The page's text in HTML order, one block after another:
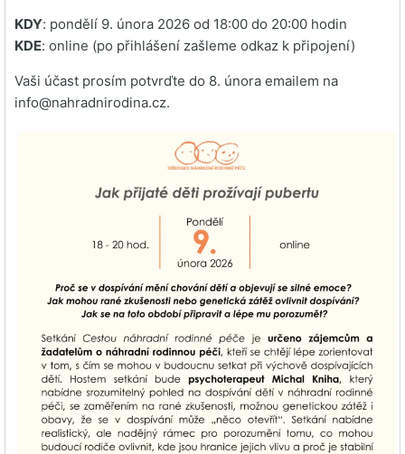
KDY: pondělí 9. února 2026 od 18:00 do 20:00 hodin
KDE: online (po přihlášení zašleme odkaz k připojení)
Vaši účast prosím potvrďte do 8. února emailem na
info@nahradnirodina.cz.